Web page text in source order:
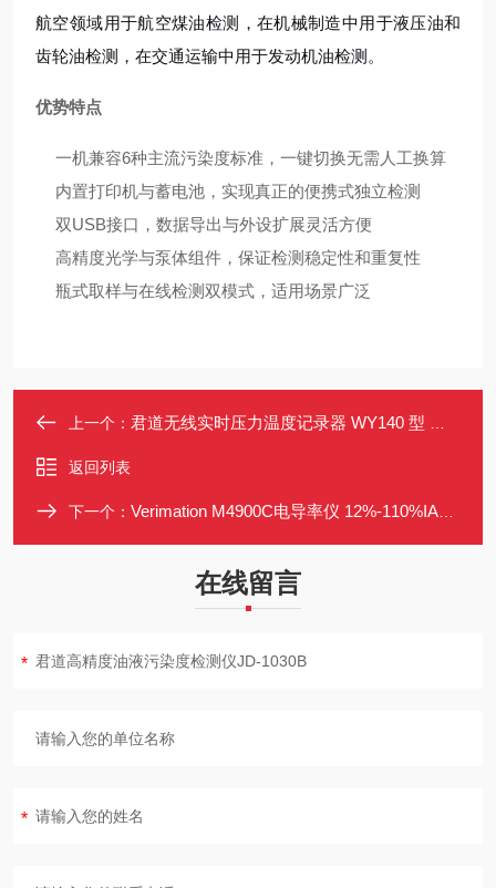
航空领域用于航空煤油检测，在机械制造中用于液压油和
齿轮油检测，在交通运输中用于发动机油检测。
优势特点
一机兼容6种主流污染度标准，一键切换无需人工换算
内置打印机与蓄电池，实现真正的便携式独立检测
双USB接口，数据导出与外设扩展灵活方便
高精度光学与泵体组件，保证检测稳定性和重复性
瓶式取样与在线检测双模式，适用场景广泛
上一个： 君道无线实时压力温度记录器 WY140 型 支持700kPa压力与实时传输
返回列表
下一个： Verimation M4900C电导率仪 12%-110%IACS 温度补偿 数字直读
在线留言